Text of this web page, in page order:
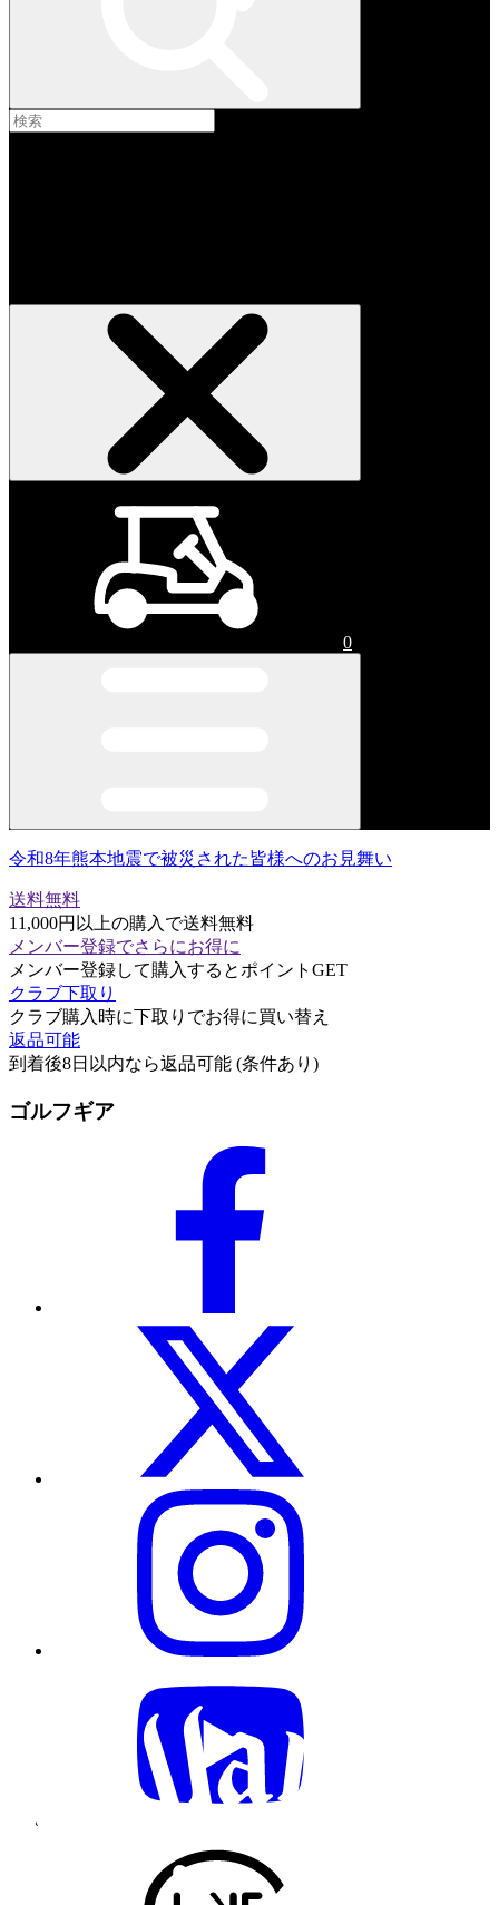
0
令和8年熊本地震で被災された皆様へのお見舞い
送料無料
11,000円以上の購入で送料無料
メンバー登録でさらにお得に
メンバー登録して購入するとポイントGET
クラブ下取り
クラブ購入時に下取りでお得に買い替え
返品可能
到着後8日以内なら返品可能 (条件あり)
ゴルフギア